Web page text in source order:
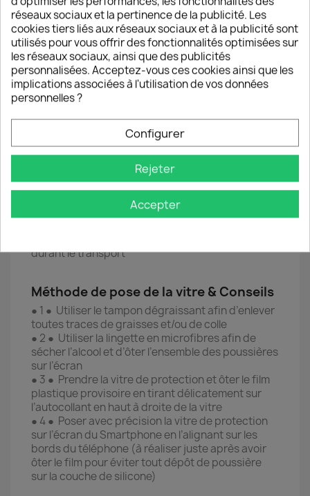
caractérise la dureté de surface des matériaux
(note comparable à la dureté de surface de
l'acier)
🛡️Une résistance maximum contre les rayures
Note = 9H sur échelle de Mohs (notation de 1 à
10)
Contenu de la Boîte
🛡️1 vitre en verre trempée HQ
🛡️1 Lingette dépoussiérante
🛡️1 Tampon dégraissant à base d’alcool à 70°
🛡️1 Notice d’installation détaillée en français
Packaging
durant le transport
Méthode de pose de la vitre & Conseils
● 1 ● Utiliser le tampon dégraissant afin d’enlever
toutes traces de graisses et/ou de colle
● 2 ● Utiliser la lingette en microfibres afin de
sécher l’alcool et d’ôter l’ensemble des poussières
sur l’écran
● 3 ● Prendre la vitre de protection et ôter le film
plastique provisoire en tirant délicatement sur
l’autocollant en haut à droite de la vitre
● 4 ● Poser avec précision la vitre de protection
sur l’écran du Smartphone en l’alignant sur les
bords du téléphone (à réaliser juste après avoir
ôter le film pour éviter tout dépôt de poussière
sur la couche de silicone)
réseaux sociaux et la pertinence de la publicité. Les
cookies tiers liés aux réseaux sociaux et à la publicité sont
utilisés pour vous offrir des fonctionnalités optimisées sur
les réseaux sociaux, ainsi que des publicités
personnalisées. Acceptez-vous ces cookies ainsi que les
implications associées à l'utilisation de vos données
personnelles ?
Configurer
Rejeter
Accepter